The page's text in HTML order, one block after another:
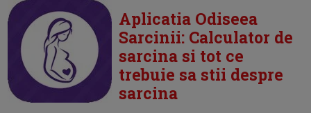
Aplicatia Odiseea
Sarcinii: Calculator de
sarcina si tot ce
trebuie sa stii despre
sarcina